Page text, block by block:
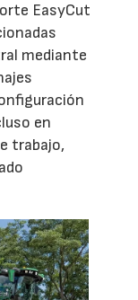
EasyCut
mediante
en
trabajo,